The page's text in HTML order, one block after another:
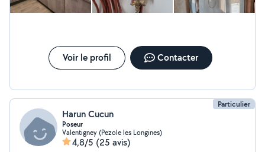
Voir le profil Contacter
Particulier
Harun Cucun
Poseur
Valentigney (Pezole les Longines)
4,8/5 (25 avis)